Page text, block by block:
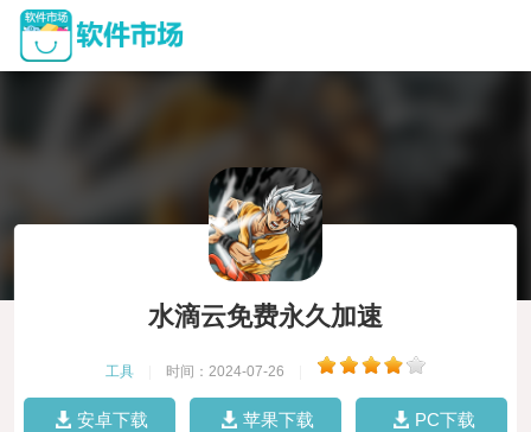
水滴云免费永久加速
工具 时间：2024-07-26
安卓下载 苹果下载 PC下载